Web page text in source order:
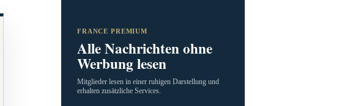
FRANCE PREMIUM
Alle Nachrichten ohne
Werbung lesen
Mitglieder lesen in einer ruhigen Darstellung und
erhalten zusätzliche Services.